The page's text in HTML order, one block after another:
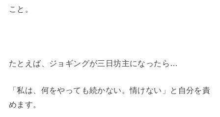
こと。
たとえば、ジョギングが三日坊主になったら…
「私は、何をやっても続かない。情けない」と自分を責
めます。